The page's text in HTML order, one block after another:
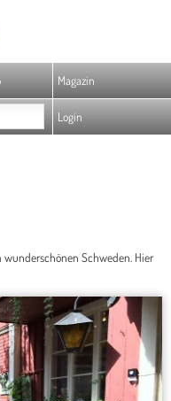
Magazin
Login
Schweden. Hier